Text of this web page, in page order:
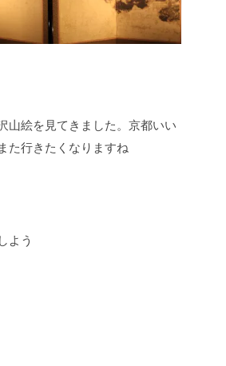
山絵を見てきました。京都いい
た行きたくなりますね
よう